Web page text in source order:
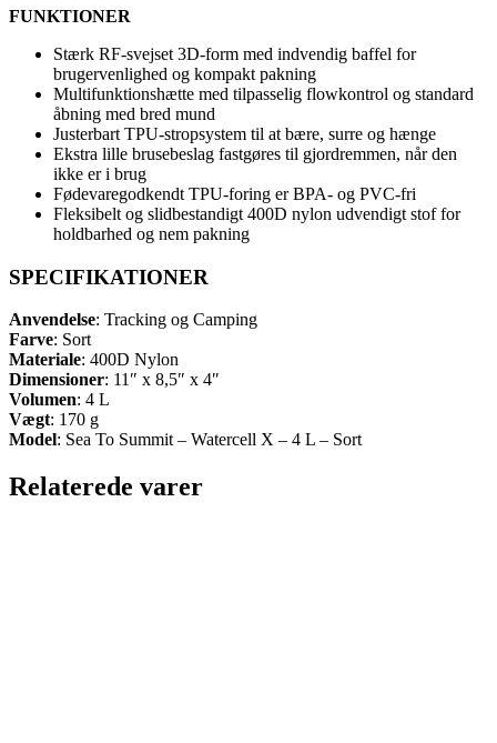
FUNKTIONER
Stærk RF-svejset 3D-form med indvendig baffel for
brugervenlighed og kompakt pakning
Multifunktionshætte med tilpasselig flowkontrol og standard
åbning med bred mund
Justerbart TPU-stropsystem til at bære, surre og hænge
Ekstra lille brusebeslag fastgøres til gjordremmen, når den
ikke er i brug
Fødevaregodkendt TPU-foring er BPA- og PVC-fri
Fleksibelt og slidbestandigt 400D nylon udvendigt stof for
holdbarhed og nem pakning
SPECIFIKATIONER
Anvendelse: Tracking og Camping
Farve: Sort
Materiale: 400D Nylon
Dimensioner: 11″ x 8,5″ x 4″
Volumen: 4 L
Vægt: 170 g
Model: Sea To Summit – Watercell X – 4 L – Sort
Relaterede varer